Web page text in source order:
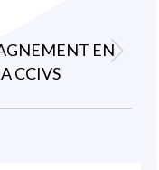
EN
CCIVS